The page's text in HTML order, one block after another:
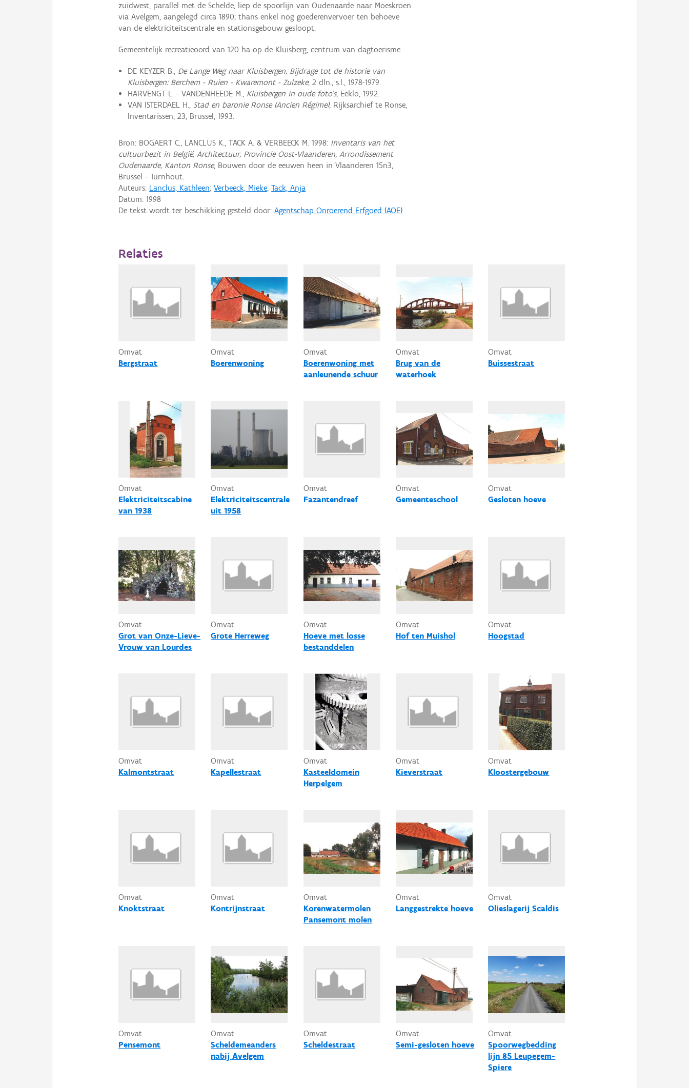
zuidwest, parallel met de Schelde, liep de spoorlijn van Oudenaarde naar Moeskroen
via Avelgem, aangelegd circa 1890; thans enkel nog goederenvervoer ten behoeve
van de elektriciteitscentrale en stationsgebouw gesloopt.
Gemeentelijk recreatieoord van 120 ha op de Kluisberg, centrum van dagtoerisme.
DE KEYZER B., De Lange Weg naar Kluisbergen, Bijdrage tot de historie van
Kluisbergen: Berchem - Ruien - Kwaremont - Zulzeke, 2 dln., s.l., 1978-1979.
HARVENGT L. - VANDENHEEDE M., Kluisbergen in oude foto's, Eeklo, 1992.
VAN ISTERDAEL H., Stad en baronie Ronse (Ancien Régime), Rijksarchief te Ronse,
Inventarissen, 23, Brussel, 1993.
Bron: BOGAERT C., LANCLUS K., TACK A. & VERBEECK M. 1998: Inventaris van het
cultuurbezit in België, Architectuur, Provincie Oost-Vlaanderen, Arrondissement
Oudenaarde, Kanton Ronse, Bouwen door de eeuwen heen in Vlaanderen 15n3,
Brussel - Turnhout.
Auteurs: Lanclus, Kathleen;Verbeeck, Mieke;Tack, Anja
Datum:1998
De tekst wordt ter beschikking gesteld door:Agentschap Onroerend Erfgoed (AOE)
Relaties
Omvat
Bergstraat
Omvat
Boerenwoning
Omvat
Boerenwoning met
aanleunende schuur
Omvat
Brug van de
waterhoek
Omvat
Buissestraat
Omvat
Elektriciteitscabine
van 1938
Omvat
Elektriciteitscentrale
uit 1958
Omvat
Fazantendreef
Omvat
Gemeenteschool
Omvat
Gesloten hoeve
Omvat
Grot van Onze-Lieve-
Vrouw van Lourdes
Omvat
Grote Herreweg
Omvat
Hoeve met losse
bestanddelen
Omvat
Hof ten Muishol
Omvat
Hoogstad
Omvat
Kalmontstraat
Omvat
Kapellestraat
Omvat
Kasteeldomein
Herpelgem
Omvat
Kieverstraat
Omvat
Kloostergebouw
Omvat
Knoktstraat
Omvat
Kontrijnstraat
Omvat
Korenwatermolen
Pansemont molen
Omvat
Langgestrekte hoeve
Omvat
Olieslagerij Scaldis
Omvat
Pensemont
Omvat
Scheldemeanders
nabij Avelgem
Omvat
Scheldestraat
Omvat
Semi-gesloten hoeve
Omvat
Spoorwegbedding
lijn 85 Leupegem-
Spiere